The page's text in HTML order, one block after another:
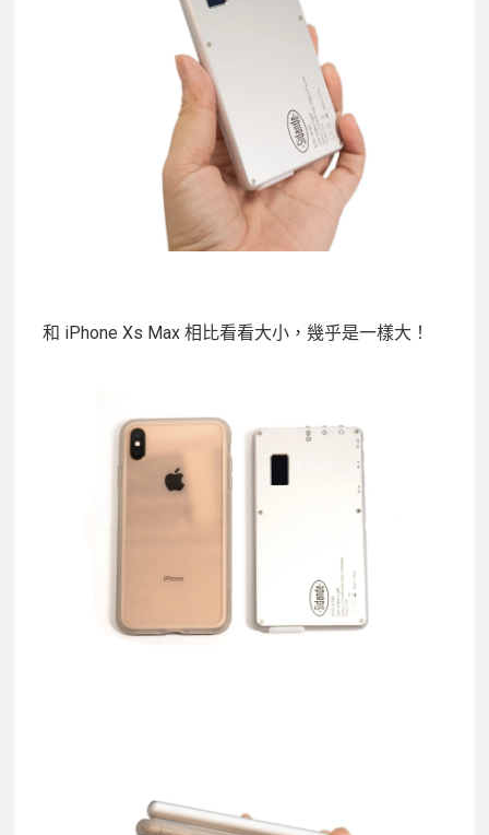
和 iPhone Xs Max 相比看看大小，幾乎是一樣大！